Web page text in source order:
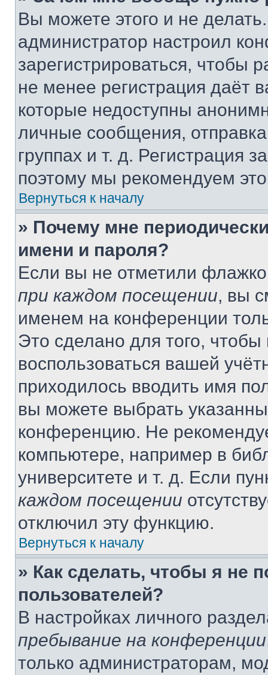
Вы можете этого и не
администратор настроил
зарегистрироваться, чтобы
не менее регистрация даёт
которые недоступны
личные сообщения,
группах и т. д. Регистрация
поэтому мы рекомендуем
Вернуться к началу
» Почему мне
имени и пароля?
Если вы не отметили
при каждом посещении, вы
именем на конференции
Это сделано для того, чтобы
воспользоваться вашей
приходилось вводить имя
вы можете выбрать
конференцию. Не
компьютере, например в
университете и т. д. Если
каждом посещении
отключил эту функцию.
Вернуться к началу
» Как сделать, чтобы я не
пользователей?
В настройках личного
пребывание на конференции
только администраторам,